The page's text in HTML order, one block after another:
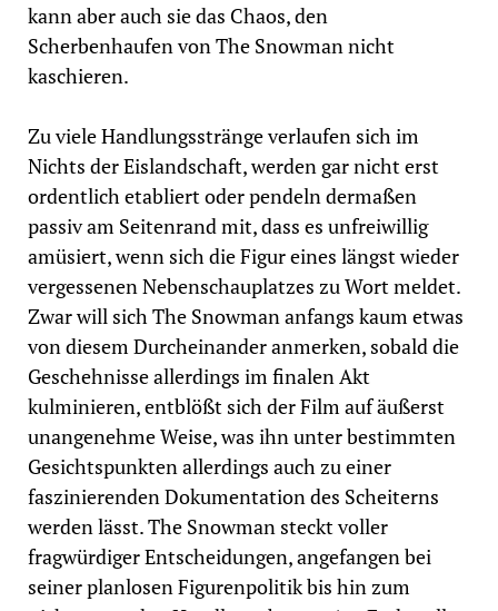
kann aber auch sie das Chaos, den
Scherbenhaufen von The Snowman nicht
kaschieren.
Zu viele Handlungsstränge verlaufen sich im
Nichts der Eislandschaft, werden gar nicht erst
ordentlich etabliert oder pendeln dermaßen
passiv am Seitenrand mit, dass es unfreiwillig
amüsiert, wenn sich die Figur eines längst wieder
vergessenen Nebenschauplatzes zu Wort meldet.
Zwar will sich The Snowman anfangs kaum etwas
von diesem Durcheinander anmerken, sobald die
Geschehnisse allerdings im finalen Akt
kulminieren, entblößt sich der Film auf äußerst
unangenehme Weise, was ihn unter bestimmten
Gesichtspunkten allerdings auch zu einer
faszinierenden Dokumentation des Scheiterns
werden lässt. The Snowman steckt voller
fragwürdiger Entscheidungen, angefangen bei
seiner planlosen Figurenpolitik bis hin zum